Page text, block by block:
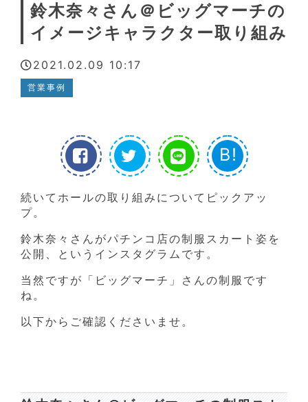
鈴木奈々さん＠ビッグマーチの
イメージキャラクター取り組み
2021.02.09 10:17
営業事例
B!
続いてホールの取り組みについてピックアッ
プ。
鈴木奈々さんがパチンコ店の制服スカート姿を
公開、というインスタグラムです。
当然ですが「ビッグマーチ」さんの制服です
ね。
以下からご確認くださいませ。